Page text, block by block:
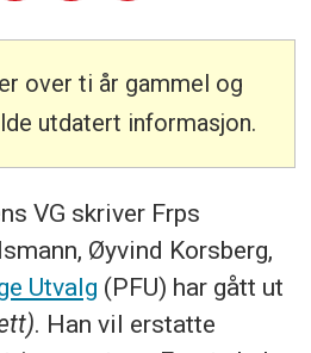
over ti år gammel og
utdatert informasjon.
VG skriver Frps
Øyvind Korsberg,
Utvalg (PFU) har gått ut
. Han vil erstatte